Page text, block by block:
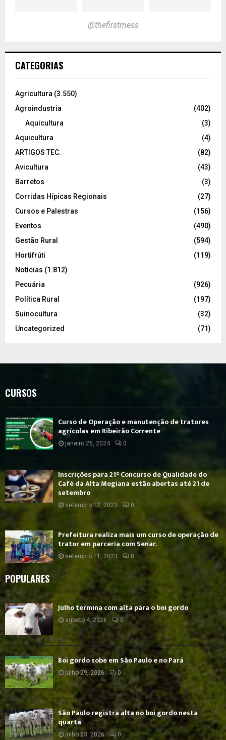
@thefirstmess
CATEGORIAS
Agricultura (3.550)
Agroindustria
(402)
Aquicultura
(3)
Aquicultura
(4)
ARTIGOS TEC.
(82)
Avicultura
(43)
Barretos
(3)
Corridas Hípicas Regionais
(27)
Cursos e Palestras
(156)
Eventos
(490)
Gestão Rural
(594)
Hortifrúti
(119)
Notícias (1.812)
Pecuária
(926)
Política Rural
(197)
Suinocultura
(32)
Uncategorized
(71)
CURSOS
Curso de Operação e manutenção de tratores
agrícolas em Ribeirão Corrente
janeiro 26, 2024 0
Inscrições para 21° Concurso de Qualidade do
Café da Alta Mogiana estão abertas até 21 de
setembro
setembro 12, 2023 0
Prefeitura realiza mais um curso de operação de
trator em parceria com Senar.
setembro 11, 2023 0
POPULARES
Julho termina com alta para o boi gordo
agosto 4, 2026 0
Boi gordo sobe em São Paulo e no Pará
julho 29, 2026 0
São Paulo registra alta no boi gordo nesta
quarta
julho 23, 2026 0